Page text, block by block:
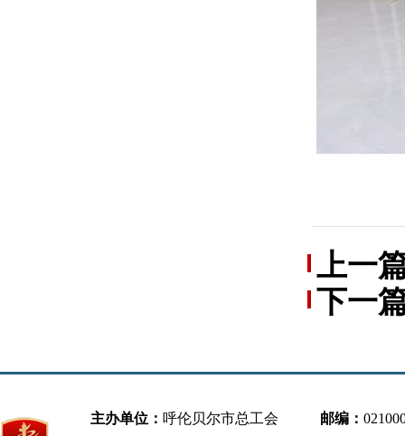
上一
单身
下一
主办单位： 呼伦贝尔市总工会 邮编：